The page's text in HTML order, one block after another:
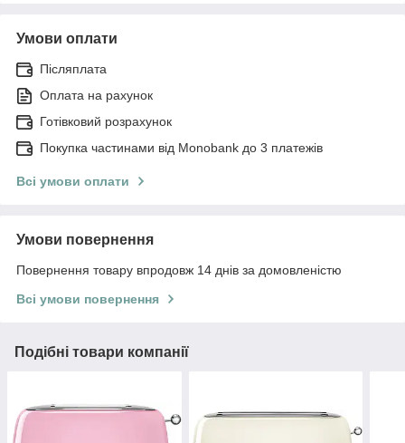
Умови оплати
Післяплата
Оплата на рахунок
Готівковий розрахунок
Покупка частинами від Monobank до 3 платежів
Всі умови оплати
Умови повернення
Повернення товару впродовж 14 днів за домовленістю
Всі умови повернення
Подібні товари компанії